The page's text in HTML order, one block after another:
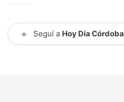
+ Seguí a Hoy Día Córdoba